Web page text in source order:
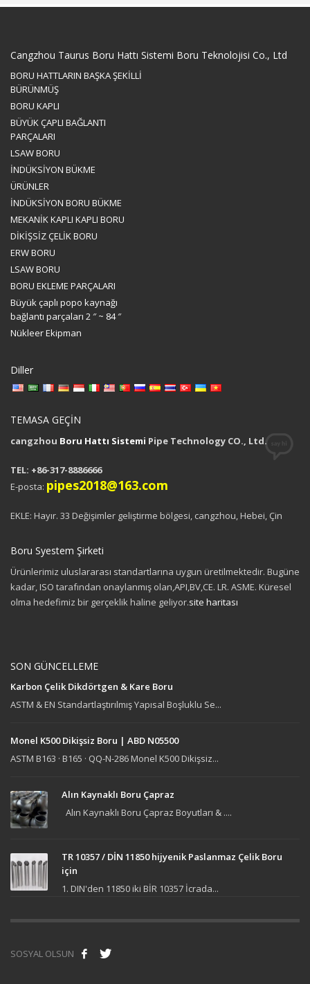
Cangzhou Taurus Boru Hattı Sistemi Boru Teknolojisi Co., Ltd
BORU HATTLARIN BAŞKA ŞEKİLLİ
BÜRÜNMÜŞ
BORU KAPLI
BÜYÜK ÇAPLI BAĞLANTI
PARÇALARI
LSAW BORU
İNDÜKSİYON BÜKME
ÜRÜNLER
İNDÜKSİYON BORU BÜKME
MEKANİK KAPLI KAPLI BORU
DİKİŞSİZ ÇELİK BORU
ERW BORU
LSAW BORU
BORU EKLEME PARÇALARI
Büyük çaplı popo kaynağı
bağlantı parçaları 2 ″ ~ 84 ″
Nükleer Ekipman
Diller
TEMASA GEÇİN
cangzhou Boru Hattı Sistemi Pipe Technology CO., Ltd.
TEL: +86-317-8886666
E-posta: pipes2018@163.com
EKLE: Hayır. 33 Değişimler geliştirme bölgesi, cangzhou, Hebei, Çin
Boru Syestem Şirketi
Ürünlerimiz uluslararası standartlarına uygun üretilmektedir. Bugüne
kadar, ISO tarafından onaylanmış olan,API,BV,CE. LR. ASME. Küresel
olma hedefimiz bir gerçeklik haline geliyor.site haritası
SON GÜNCELLEME
Karbon Çelik Dikdörtgen & Kare Boru
ASTM & EN Standartlaştırılmış Yapısal Boşluklu Se...
Monel K500 Dikişsiz Boru | ABD N05500
ASTM B163 · B165 · QQ-N-286 Monel K500 Dikişsiz...
Alın Kaynaklı Boru Çapraz
Alın Kaynaklı Boru Çapraz Boyutları & ....
TR 10357 / DİN 11850 hijyenik Paslanmaz Çelik Boru
için
1. DIN'den 11850 iki BİR 10357 İcrada...
SOSYAL OLSUN